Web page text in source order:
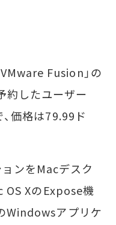
Fusion」の
約したユーザー
価格は79.99ド
ンをMacデスク
OS XのExpose機
Windowsアプリケ